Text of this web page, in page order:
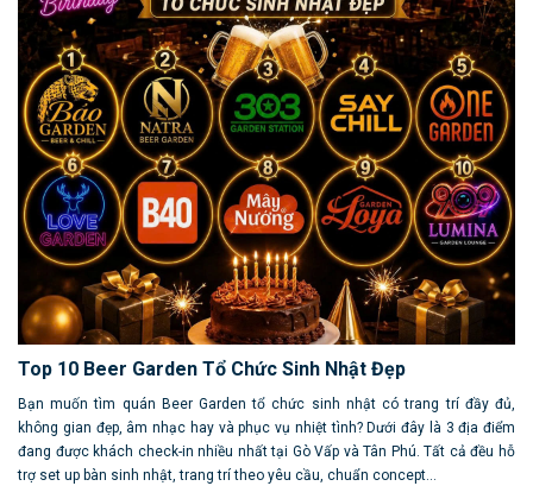
Top 10 Beer Garden Tổ Chức Sinh Nhật Đẹp
Bạn muốn tìm quán Beer Garden tổ chức sinh nhật có trang trí đầy đủ,
không gian đẹp, âm nhạc hay và phục vụ nhiệt tình? Dưới đây là 3 địa điểm
đang được khách check-in nhiều nhất tại Gò Vấp và Tân Phú. Tất cả đều hỗ
trợ set up bàn sinh nhật, trang trí theo yêu cầu, chuẩn concept...